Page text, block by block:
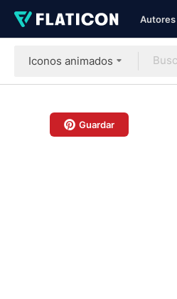
Autores
Iconos animados
Guardar